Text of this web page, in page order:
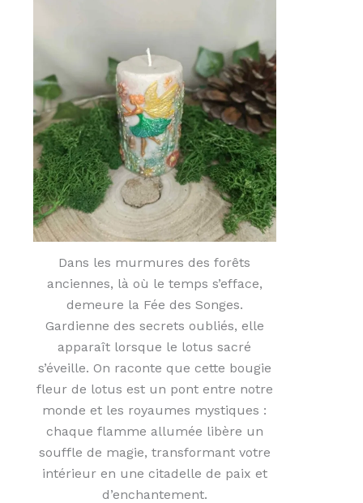
Dans les murmures des forêts
anciennes, là où le temps s’efface,
demeure la Fée des Songes.
Gardienne des secrets oubliés, elle
apparaît lorsque le lotus sacré
s’éveille. On raconte que cette bougie
fleur de lotus est un pont entre notre
monde et les royaumes mystiques :
chaque flamme allumée libère un
souffle de magie, transformant votre
intérieur en une citadelle de paix et
d’enchantement.